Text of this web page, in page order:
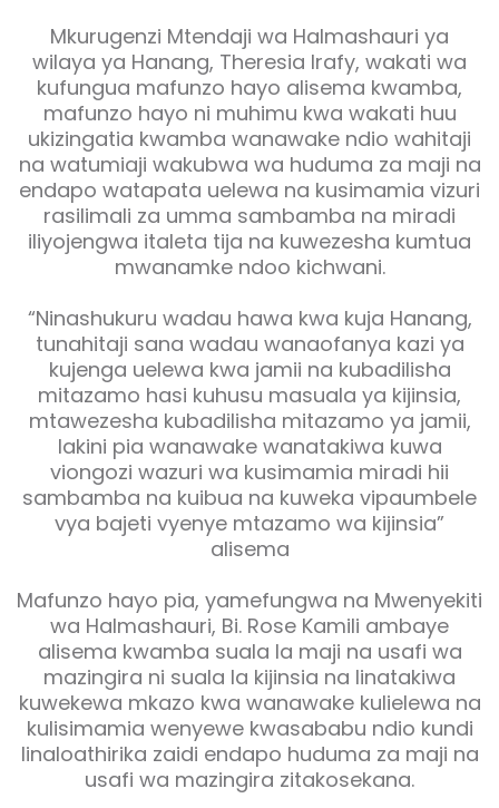
Mkurugenzi Mtendaji wa Halmashauri ya
wilaya ya Hanang, Theresia Irafy, wakati wa
kufungua mafunzo hayo alisema kwamba,
mafunzo hayo ni muhimu kwa wakati huu
ukizingatia kwamba wanawake ndio wahitaji
na watumiaji wakubwa wa huduma za maji na
endapo watapata uelewa na kusimamia vizuri
rasilimali za umma sambamba na miradi
iliyojengwa italeta tija na kuwezesha kumtua
mwanamke ndoo kichwani.
“Ninashukuru wadau hawa kwa kuja Hanang,
tunahitaji sana wadau wanaofanya kazi ya
kujenga uelewa kwa jamii na kubadilisha
mitazamo hasi kuhusu masuala ya kijinsia,
mtawezesha kubadilisha mitazamo ya jamii,
lakini pia wanawake wanatakiwa kuwa
viongozi wazuri wa kusimamia miradi hii
sambamba na kuibua na kuweka vipaumbele
vya bajeti vyenye mtazamo wa kijinsia”
alisema
Mafunzo hayo pia, yamefungwa na Mwenyekiti
wa Halmashauri, Bi. Rose Kamili ambaye
alisema kwamba suala la maji na usafi wa
mazingira ni suala la kijinsia na linatakiwa
kuwekewa mkazo kwa wanawake kulielewa na
kulisimamia wenyewe kwasababu ndio kundi
linaloathirika zaidi endapo huduma za maji na
usafi wa mazingira zitakosekana.